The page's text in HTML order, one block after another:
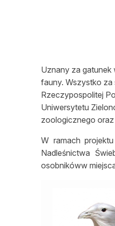
Uznany za gatunek
fauny. Wszystko za
Rzeczypospolitej
Uniwersytetu
zoologicznego
W ramach
Nadleśnictwa
osobnikóww